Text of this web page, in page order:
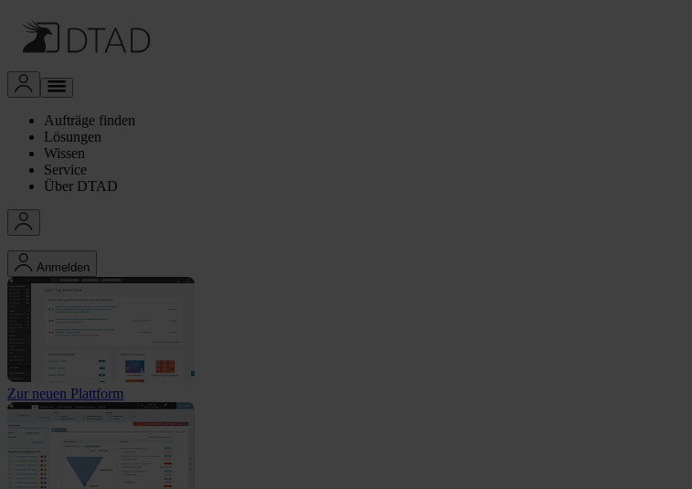
Aufträge finden
Lösungen
Wissen
Service
Über DTAD
Anmelden
Zur neuen Plattform